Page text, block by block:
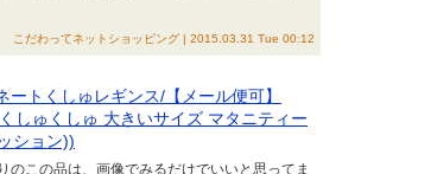
こだわってネットショッピング | 2015.03.31 Tue 00:12
トくしゅレギンス/【メール便可】
しゅくしゅ 大きいサイズ マタニティー
ション))
のこの品は、画像でみるだけでいいと思ってま